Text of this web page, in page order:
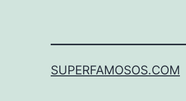
SUPERFAMOSOS.COM